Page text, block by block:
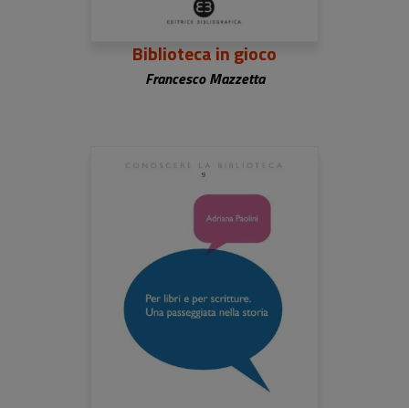
Biblioteca in gioco
Francesco Mazzetta